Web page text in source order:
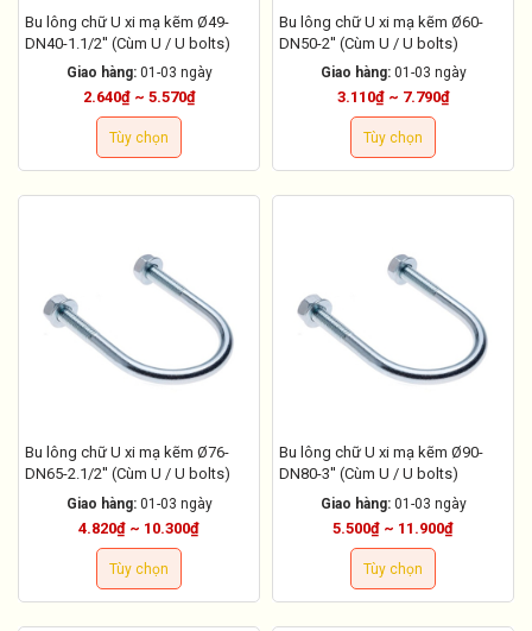
Bu lông chữ U xi mạ kẽm Ø49-
DN40-1.1/2'' (Cùm U / U bolts)
Giao hàng: 01-03 ngày
2.640₫ ~ 5.570₫
Tùy chọn
Bu lông chữ U xi mạ kẽm Ø60-
DN50-2'' (Cùm U / U bolts)
Giao hàng: 01-03 ngày
3.110₫ ~ 7.790₫
Tùy chọn
Bu lông chữ U xi mạ kẽm Ø76-
DN65-2.1/2'' (Cùm U / U bolts)
Giao hàng: 01-03 ngày
4.820₫ ~ 10.300₫
Tùy chọn
Bu lông chữ U xi mạ kẽm Ø90-
DN80-3'' (Cùm U / U bolts)
Giao hàng: 01-03 ngày
5.500₫ ~ 11.900₫
Tùy chọn